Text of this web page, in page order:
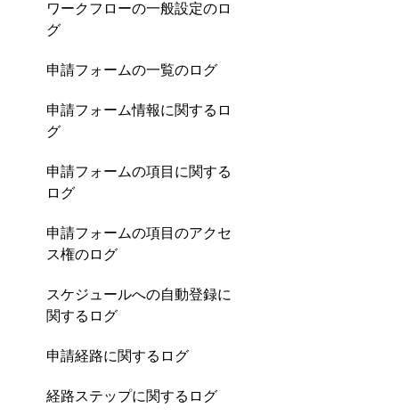
ワークフローの一般設定のロ
グ
申請フォームの一覧のログ
申請フォーム情報に関するロ
グ
申請フォームの項目に関する
ログ
申請フォームの項目のアクセ
ス権のログ
スケジュールへの自動登録に
関するログ
申請経路に関するログ
経路ステップに関するログ